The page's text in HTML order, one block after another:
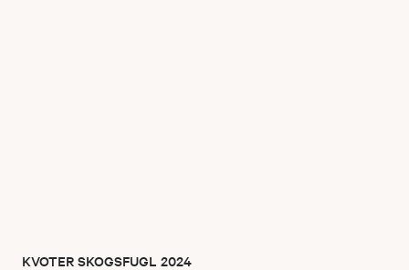
KVOTER SKOGSFUGL 2024